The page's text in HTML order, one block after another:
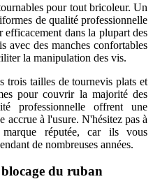
pour tout bricoleur. Un
de qualité professionnelle
efficacement dans la plupart des
avec des manches confortables
la manipulation des vis.
trois tailles de tournevis plats et
pour couvrir la majorité des
professionnelle offrent une
accrue à l'usure. N'hésitez pas à
réputée, car ils vous
de nombreuses années.
du ruban